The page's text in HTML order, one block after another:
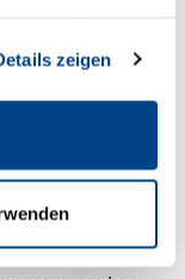
zeigen
bis
dokumentiert
und